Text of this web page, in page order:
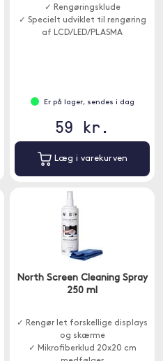
✓ Rengøringsklude
✓ Specielt udviklet til rengøring
af LCD/LED/PLASMA
Er på lager, sendes i dag
59 kr.
Læg i varekurven
North Screen Cleaning Spray
250 ml
✓ Rengør let forskellige displays
og skærme
✓ Mikrofiberklud 20x20 cm